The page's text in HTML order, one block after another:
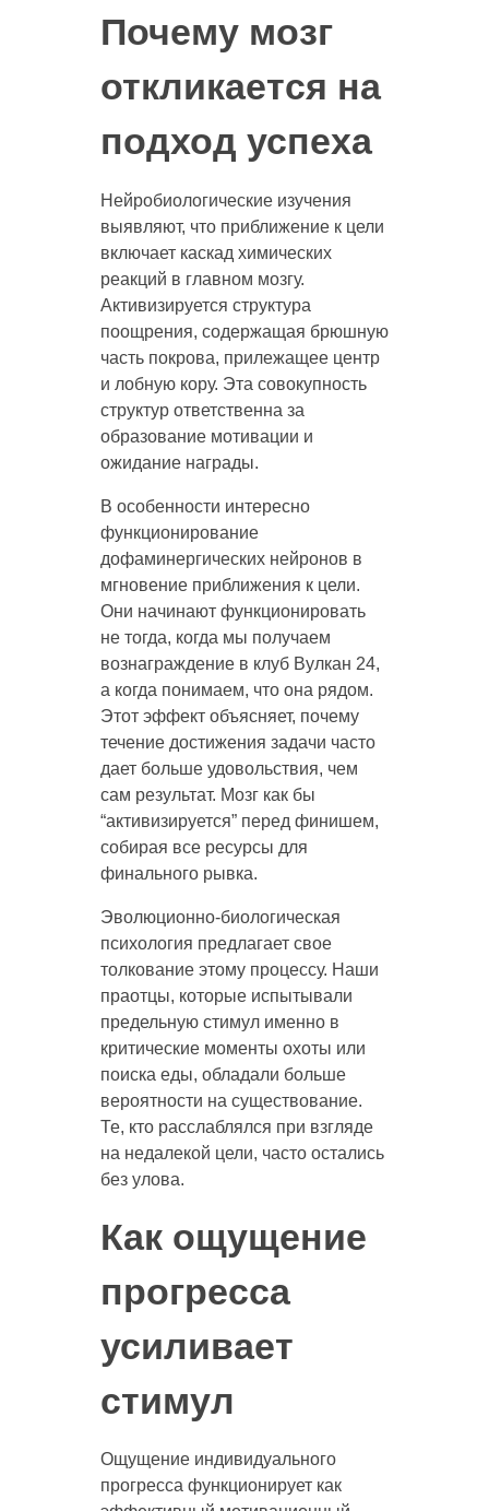
Почему мозг
откликается на
подход успеха
Нейробиологические изучения
выявляют, что приближение к цели
включает каскад химических
реакций в главном мозгу.
Активизируется структура
поощрения, содержащая брюшную
часть покрова, прилежащее центр
и лобную кору. Эта совокупность
структур ответственна за
образование мотивации и
ожидание награды.
В особенности интересно
функционирование
дофаминергических нейронов в
мгновение приближения к цели.
Они начинают функционировать
не тогда, когда мы получаем
вознаграждение в клуб Вулкан 24,
а когда понимаем, что она рядом.
Этот эффект объясняет, почему
течение достижения задачи часто
дает больше удовольствия, чем
сам результат. Мозг как бы
“активизируется” перед финишем,
собирая все ресурсы для
финального рывка.
Эволюционно-биологическая
психология предлагает свое
толкование этому процессу. Наши
праотцы, которые испытывали
предельную стимул именно в
критические моменты охоты или
поиска еды, обладали больше
вероятности на существование.
Те, кто расслаблялся при взгляде
на недалекой цели, часто остались
без улова.
Как ощущение
прогресса
усиливает
стимул
Ощущение индивидуального
прогресса функционирует как